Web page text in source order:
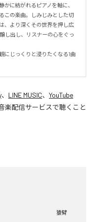
に紡がれるピアノを軸に、
この楽曲。しみじみとした切
、より深くその世界を押し広
し出し、リスナーの心をぐっ
にじっくりと浸りたくなる1曲
、 LINE MUSIC、 YouTube
楽配信サービスで聴くこと
猿臂